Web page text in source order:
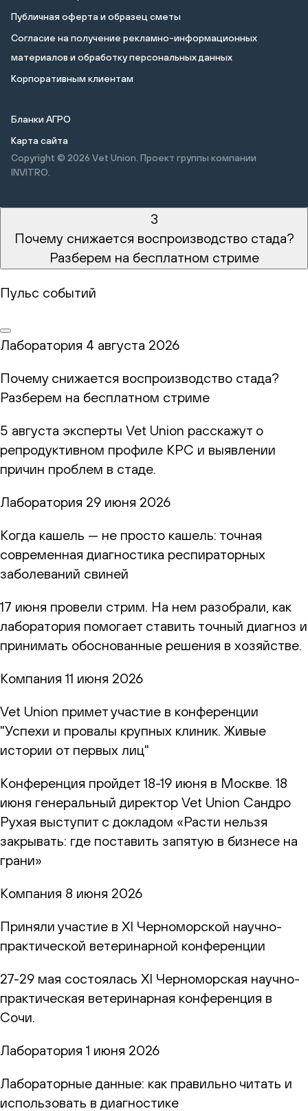
Публичная оферта и образец сметы
Cогласие на получение рекламно-информационных
материалов и обработку персональных данных
Корпоративным клиентам
Бланки АГРО
Карта сайта
Copyright © 2026 Vet Union. Проект группы компании
INVITRO.
3
Почему снижается воспроизводство стада?
Разберем на бесплатном стриме
Пульс событий
Лаборатория 4 августа 2026
Почему снижается воспроизводство стада?
Разберем на бесплатном стриме
5 августа эксперты Vet Union расскажут о
репродуктивном профиле КРС и выявлении
причин проблем в стаде.
Лаборатория 29 июня 2026
Когда кашель — не просто кашель: точная
современная диагностика респираторных
заболеваний свиней
17 июня провели стрим. На нем разобрали, как
лаборатория помогает ставить точный диагноз и
принимать обоснованные решения в хозяйстве.
Компания 11 июня 2026
Vet Union примет участие в конференции
"Успехи и провалы крупных клиник. Живые
истории от первых лиц"
Конференция пройдет 18-19 июня в Москве. 18
июня генеральный директор Vet Union Сандро
Рухая выступит с докладом «Расти нельзя
закрывать: где поставить запятую в бизнесе на
грани»
Компания 8 июня 2026
Приняли участие в XI Черноморской научно-
практической ветеринарной конференции
27-29 мая состоялась XI Черноморская научно-
практическая ветеринарная конференция в
Сочи.
Лаборатория 1 июня 2026
Лабораторные данные: как правильно читать и
использовать в диагностике